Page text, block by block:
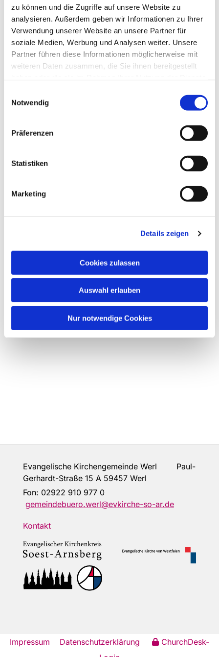
zu können und die Zugriffe auf unsere Website zu
analysieren. Außerdem geben wir Informationen zu Ihrer
Verwendung unserer Website an unsere Partner für
soziale Medien, Werbung und Analysen weiter. Unsere
Partner führen diese Informationen möglicherweise mit
weiteren Daten zusammen, die Sie ihnen bereitgestellt
Notwendig
Präferenzen
Statistiken
Marketing
Details zeigen
Cookies zulassen
Auswahl erlauben
Nur notwendige Cookies
Evangelische Kirchengemeinde Werl Paul-
Gerhardt-Straße 15 A 59457 Werl
Fon: 02922 910 977 0
gemeindebuero.werl@evkirche-so-ar.de
Kontakt
Impressum Datenschutzerklärung
ChurchDesk-